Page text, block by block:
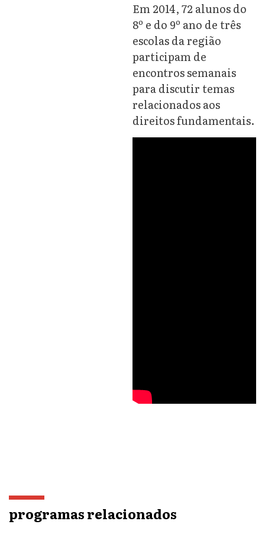
Em 2014, 72 alunos do
8º e do 9º ano de três
escolas da região
participam de
encontros semanais
para discutir temas
relacionados aos
direitos fundamentais.
programas relacionados